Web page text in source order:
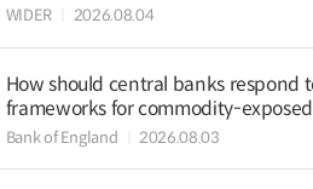
WIDER 2026.08.04
How should central banks respond
frameworks for commodity-
Bank of England 2026.08.03